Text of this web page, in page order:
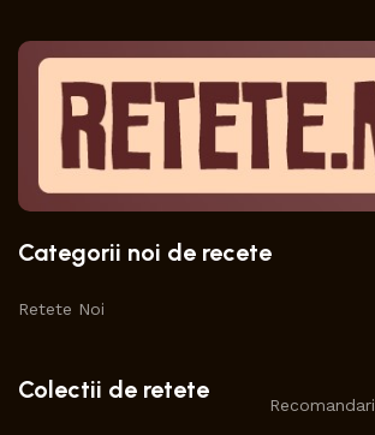
Categorii noi de recete
Retete Noi
Colectii de retete
Recomandari